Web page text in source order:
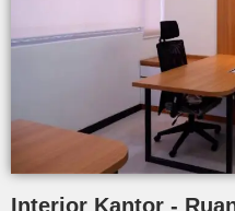
Interior Kantor -